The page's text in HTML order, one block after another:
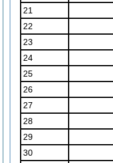
21
22
23
24
25
26
27
28
29
30